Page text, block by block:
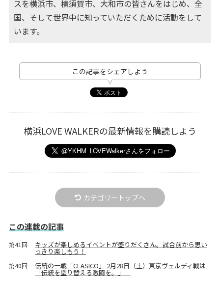
スを横浜市、横須賀市、大和市の皆さんをはじめ、全
国、そして世界中に知っていただくために活動をして
います。
この記事をシェアしよう
横浜LOVE WALKERの最新情報を購読しよう
カテゴリートップへ
この連載の記事
第41回 キッズが楽しめるイベントが盛りだくさん。試合前から思い
っきり楽しもう！
第40回 伝統の一戦「CLASICO」 2月28日（土）東京ヴェルディ戦は
「伝統を塗り替える激闘を。」